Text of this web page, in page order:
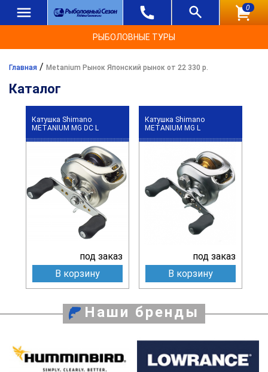
0
РЫБОЛОВНЫЕ ТУРЫ
Главная / Metanium Рынок Японский рынок от 22 330 р.
Каталог
Катушка Shimano
METANIUM MG DC L
под заказ
В корзину
Катушка Shimano
METANIUM MG L
под заказ
В корзину
Наши бренды